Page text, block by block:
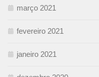
março 2021
fevereiro 2021
janeiro 2021